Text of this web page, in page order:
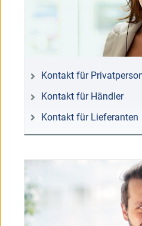
Kontakt für
Kontakt für Händler
Kontakt für Lieferanten